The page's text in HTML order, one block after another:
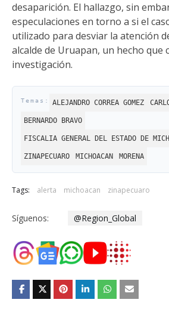
desaparición. El hallazgo, sin
especulaciones en torno a si el
utilizado para desviar la atención
alcalde de Uruapan, un hecho que
investigación.
ALEJANDRO CORREA GOMEZ
BERNARDO BRAVO
FISCALIA GENERAL DEL ESTADO DE
ZINAPECUARO MICHOACAN MORENA
Tags: alerta michoacan zinapecuaro
Síguenos: @Region_Global